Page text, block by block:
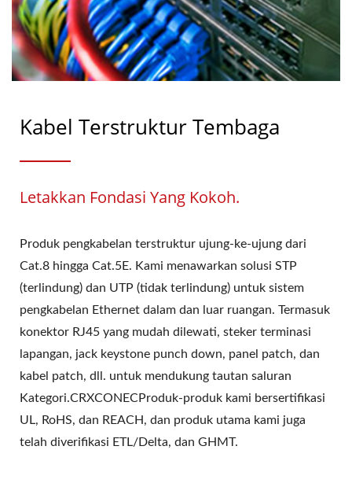
Kabel Terstruktur Tembaga
Letakkan Fondasi Yang Kokoh.
Produk pengkabelan terstruktur ujung-ke-ujung dari
Cat.8 hingga Cat.5E. Kami menawarkan solusi STP
(terlindung) dan UTP (tidak terlindung) untuk sistem
pengkabelan Ethernet dalam dan luar ruangan. Termasuk
konektor RJ45 yang mudah dilewati, steker terminasi
lapangan, jack keystone punch down, panel patch, dan
kabel patch, dll. untuk mendukung tautan saluran
Kategori.CRXCONECProduk-produk kami bersertifikasi
UL, RoHS, dan REACH, dan produk utama kami juga
telah diverifikasi ETL/Delta, dan GHMT.